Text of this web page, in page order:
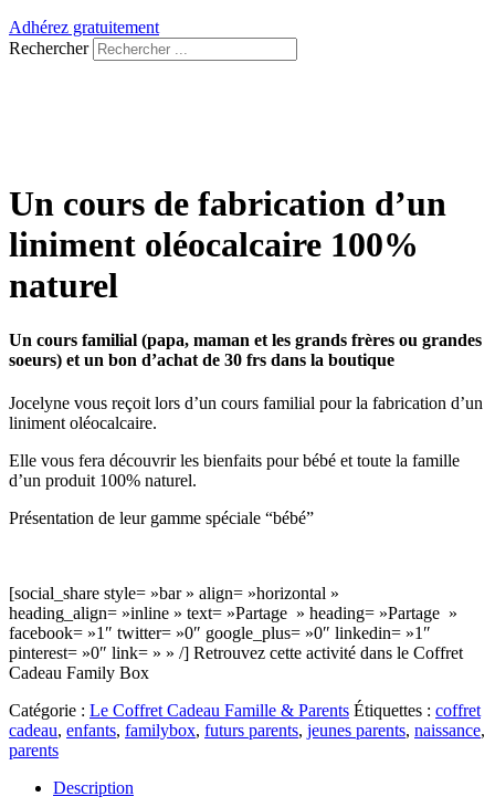
Adhérez gratuitement
Rechercher
Un cours de fabrication d’un
liniment oléocalcaire 100%
naturel
Un cours familial (papa, maman et les grands frères ou grandes
soeurs) et un bon d’achat de 30 frs dans la boutique
Jocelyne vous reçoit lors d’un cours familial pour la fabrication d’un
liniment oléocalcaire.
Elle vous fera découvrir les bienfaits pour bébé et toute la famille
d’un produit 100% naturel.
Présentation de leur gamme spéciale “bébé”
[social_share style= »bar » align= »horizontal »
heading_align= »inline » text= »Partage » heading= »Partage »
facebook= »1″ twitter= »0″ google_plus= »0″ linkedin= »1″
pinterest= »0″ link= » » /] Retrouvez cette activité dans le Coffret
Cadeau Family Box
Catégorie : Le Coffret Cadeau Famille & Parents Étiquettes : coffret
cadeau, enfants, familybox, futurs parents, jeunes parents, naissance,
parents
Description